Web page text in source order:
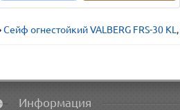
Сейф огнестойкий VALBERG FRS-30 KL ,
Информация